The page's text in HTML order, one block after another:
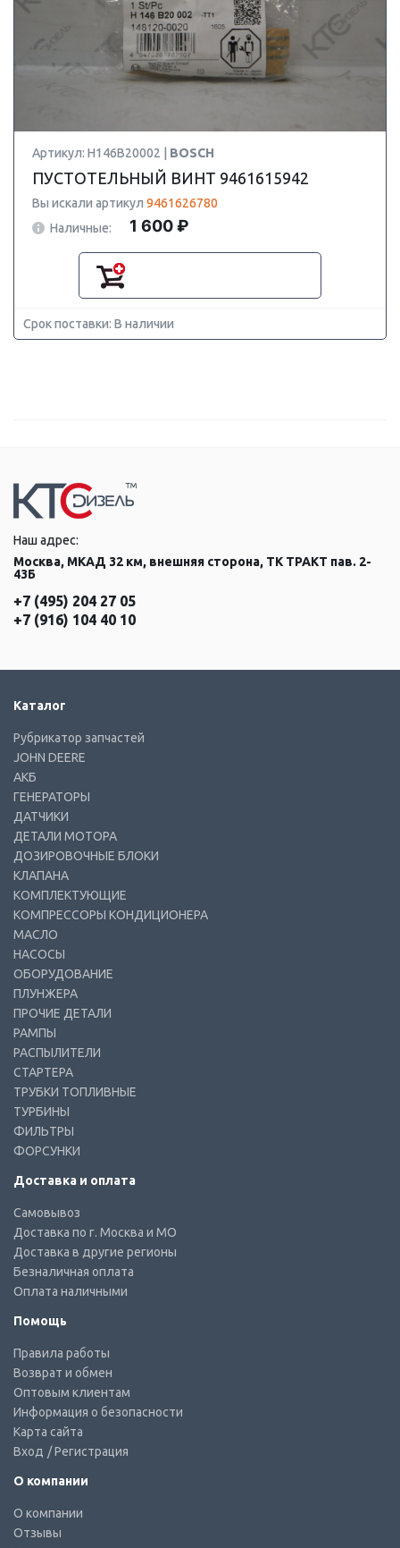
Артикул: H146B20002 | BOSCH
ПУСТОТЕЛЬНЫЙ ВИНТ 9461615942
Вы искали артикул 9461626780
Наличные:
1 600 ₽
Срок поставки: В наличии
Наш адрес:
Москва, МКАД 32 км, внешняя сторона, ТК ТРАКТ пав. 2-
43Б
+7 (495) 204 27 05
+7 (916) 104 40 10
Каталог
Рубрикатор запчастей
JOHN DEERE
АКБ
ГЕНЕРАТОРЫ
ДАТЧИКИ
ДЕТАЛИ МОТОРА
ДОЗИРОВОЧНЫЕ БЛОКИ
КЛАПАНА
КОМПЛЕКТУЮЩИЕ
КОМПРЕССОРЫ КОНДИЦИОНЕРА
МАСЛО
НАСОСЫ
ОБОРУДОВАНИЕ
ПЛУНЖЕРА
ПРОЧИЕ ДЕТАЛИ
РАМПЫ
РАСПЫЛИТЕЛИ
СТАРТЕРА
ТРУБКИ ТОПЛИВНЫЕ
ТУРБИНЫ
ФИЛЬТРЫ
ФОРСУНКИ
Доставка и оплата
Самовывоз
Доставка по г. Москва и МО
Доставка в другие регионы
Безналичная оплата
Оплата наличными
Помощь
Правила работы
Возврат и обмен
Оптовым клиентам
Информация о безопасности
Карта сайта
Вход / Регистрация
О компании
О компании
Отзывы